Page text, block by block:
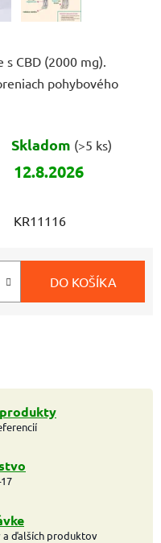
CBD (2000 mg).
pohybového
Skladom (>5 ks)
12.8.2026
KR11116
DO KOŠÍKA
ďalších produktov